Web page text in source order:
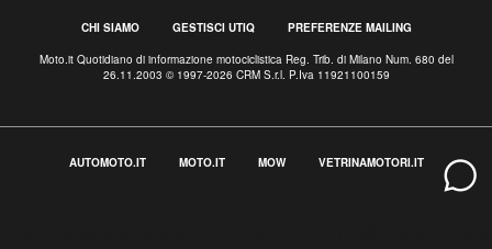
CHI SIAMO GESTISCI UTIQ PREFERENZE MAILING
Moto.it Quotidiano di informazione motociclistica Reg. Trib. di Milano Num. 680 del
26.11.2003 © 1997-2026 CRM S.r.l. P.Iva 11921100159
AUTOMOTO.IT MOTO.IT MOW VETRINAMOTORI.IT